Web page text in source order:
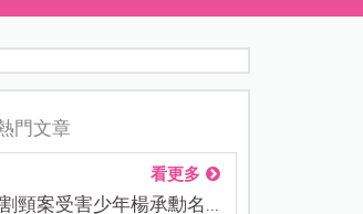
門文章
看更多
頸案受害少年楊承勳名...